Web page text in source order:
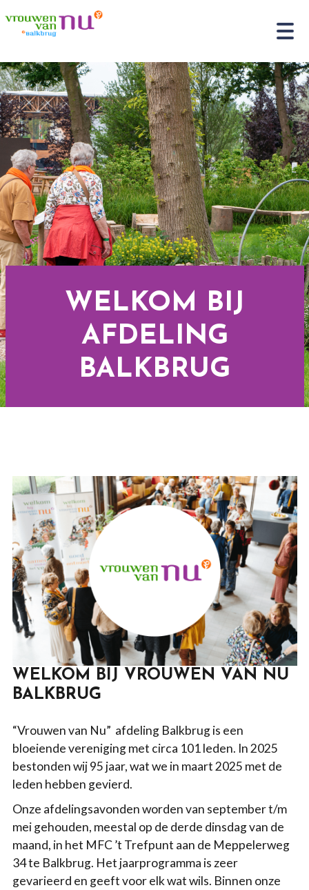
WELKOM BIJ
AFDELING
BALKBRUG
WELKOM BIJ VROUWEN VAN NU
BALKBRUG
“Vrouwen van Nu” afdeling Balkbrug is een
bloeiende vereniging met circa 101 leden. In 2025
bestonden wij 95 jaar, wat we in maart 2025 met de
leden hebben gevierd.
Onze afdelingsavonden worden van september t/m
mei gehouden, meestal op de derde dinsdag van de
maand, in het MFC ’t Trefpunt aan de Meppelerweg
34 te Balkbrug. Het jaarprogramma is zeer
gevarieerd en geeft voor elk wat wils. Binnen onze